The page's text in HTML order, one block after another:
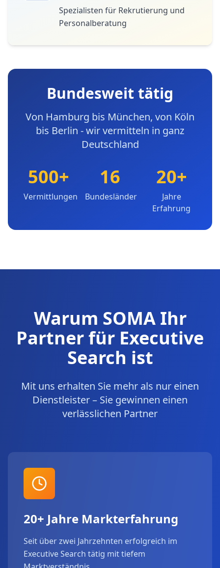
Spezialisten für Rekrutierung und
Personalberatung
Bundesweit tätig
Von Hamburg bis München, von Köln
bis Berlin - wir vermitteln in ganz
Deutschland
500+
Vermittlungen
16
Bundesländer
20+
Jahre
Erfahrung
Warum SOMA Ihr
Partner für Executive
Search ist
Mit uns erhalten Sie mehr als nur einen
Dienstleister – Sie gewinnen einen
verlässlichen Partner
20+ Jahre Markterfahrung
Seit über zwei Jahrzehnten erfolgreich im
Executive Search tätig mit tiefem